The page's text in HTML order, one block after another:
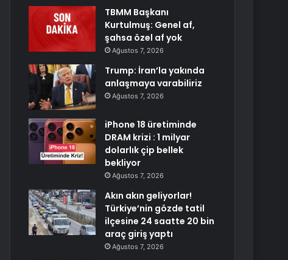
TBMM Başkanı
Kurtulmuş: Genel af,
şahsa özel af yok
Ağustos 7, 2026
Trump: İran’la yakında
anlaşmaya varabiliriz
Ağustos 7, 2026
iPhone 18 üretiminde
DRAM krizi : 1 milyar
dolarlık çip bellek
bekliyor
Ağustos 7, 2026
Akın akın geliyorlar!
Türkiye’nin gözde tatil
ilçesine 24 saatte 20 bin
araç giriş yaptı
Ağustos 7, 2026